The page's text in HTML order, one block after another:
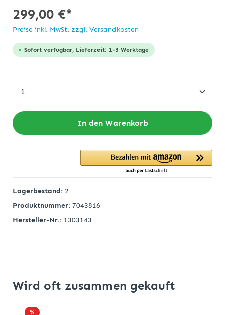
299,00 €*
Preise inkl. MwSt. zzgl. Versandkosten
Sofort verfügbar, Lieferzeit: 1-3 Werktage
In den Warenkorb
Lagerbestand: 2
Produktnummer: 7043816
Hersteller-Nr.: 1303143
Wird oft zusammen gekauft
%